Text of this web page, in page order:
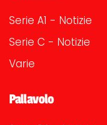
Serie A1 - Notizie
Serie C - Notizie
Varie
Pallavolo